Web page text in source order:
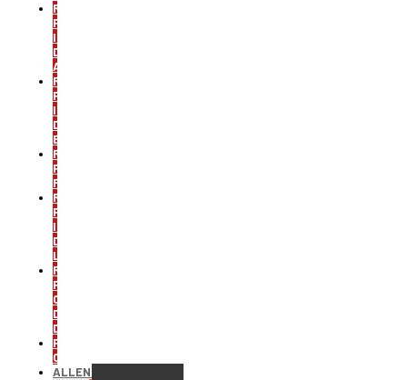
REFRIGERAÇÃO
PARA
INDÚSTRIA
DE
ALIMENTOS
REFRIGERAÇÃO
PARA
INDÚSTRIA
DE
BEBIDAS
REFRIGERAÇÃO
PARA
FRIGORÍFICOS
REFRIGERAÇÃO
PARA
INDÚSTRIA
DE
LATICÍNIOS
REFRIGERAÇÃO
PARA
CENTROS
DE
DISTRIBUIÇÃO
PROJETOS
CUSTOMIZADOS
ALLENGE